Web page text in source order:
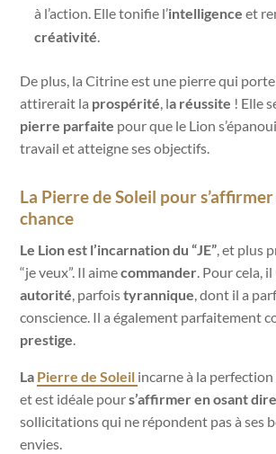
à l’action. Elle tonifie l’intelligence et
créativité.
De plus, la Citrine est une pierre qui
attirerait la prospérité, la réussite ! Elle
pierre parfaite pour que le Lion
travail et atteigne ses objectifs.
La Pierre de Soleil pour
chance
Le Lion est l’incarnation du “JE”, et plus
“je veux”. Il aimecommander. Pour cela,
autorité, parfoistyrannique, dont il a
conscience. Il a également parfaitement
prestige.
La Pierre de Soleil incarne à la
et est idéale pours’affirmer en osant dire
sollicitations qui ne répondent pas à ses
envies.